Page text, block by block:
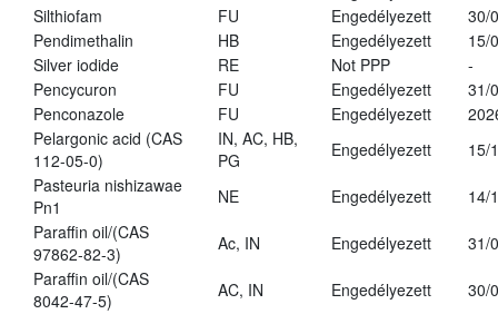
Silthiofam
FU Engedélyezett
30/
Pendimethalin
HB Engedélyezett
15/
Silver iodide
RE Not PPP
-
Pencycuron
FU Engedélyezett
31/
Penconazole
FU Engedélyezett
Pelargonic acid (CAS
112-05-0)
IN, AC, HB,
PG
Engedélyezett
15/
Pasteuria nishizawae
Pn1
NE Engedélyezett
14/
Paraffin oil/(CAS
97862-82-3)
Ac, IN Engedélyezett
31/
Paraffin oil/(CAS
8042-47-5)
AC, IN Engedélyezett 30/